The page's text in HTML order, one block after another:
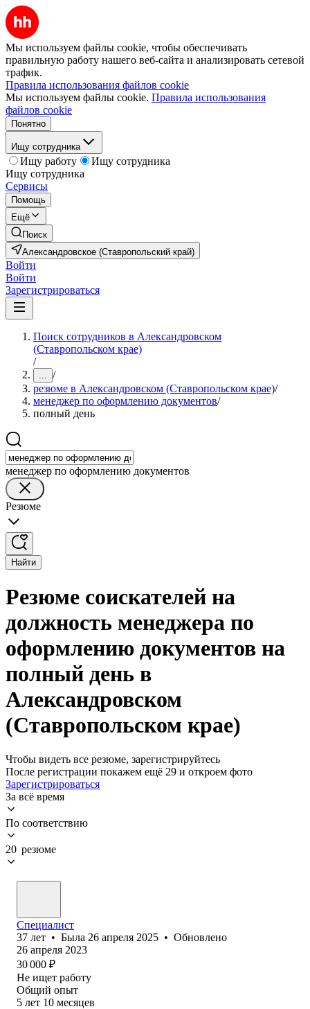
Мы используем файлы cookie, чтобы обеспечивать
правильную работу нашего веб-сайта и анализировать сетевой
трафик.
Правила использования файлов cookie
Мы используем файлы cookie. Правила использования
файлов cookie
Понятно
Ищу сотрудника
Ищу работу
Ищу сотрудника
Ищу сотрудника
Сервисы
Помощь
Ещё
Поиск
Александровское (Ставропольский край)
Войти
Войти
Зарегистрироваться
Поиск сотрудников в Александровском
(Ставропольском крае)
/
... /
резюме в Александровском (Ставропольском крае)/
менеджер по оформлению документов/
полный день
менеджер по оформлению документов
Резюме
Найти
Резюме соискателей на
должность менеджера по
оформлению документов на
полный день в
Александровском
(Ставропольском крае)
Чтобы видеть все резюме, зарегистрируйтесь
После регистрации покажем ещё 29 и откроем фото
Зарегистрироваться
За всё время
По соответствию
20 резюме
Специалист
37 лет • Была 26 апреля 2025 • Обновлено
26 апреля 2023
30 000 ₽
Не ищет работу
Общий опыт
5 лет 10 месяцев